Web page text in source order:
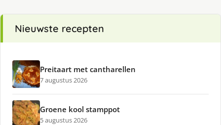
Nieuwste recepten
Preitaart met cantharellen
7 augustus 2026
Groene kool stamppot
5 augustus 2026